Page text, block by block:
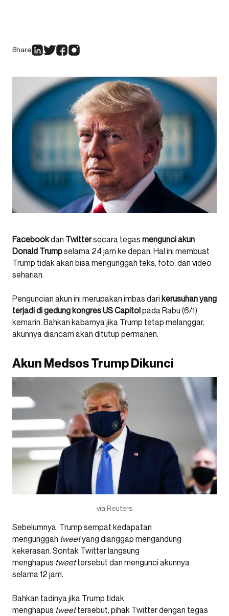
Share
Facebookdan Twittersecara tegas mengunci akun
Donald Trumpselama 24 jam ke depan. Hal ini membuat
Trump tidak akan bisa mengunggah teks, foto, dan video
seharian.
Penguncian akun ini merupakan imbas dari kerusuhan yang
terjadi di gedung kongres US Capitolpada Rabu (6/1)
kemarin. Bahkan kabarnya jika Trump tetap melanggar,
akunnya diancam akan ditutup permanen.
Akun Medsos Trump Dikunci
via Reuters
Sebelumnya, Trump sempat kedapatan
mengunggah tweetyang dianggap mengandung
kekerasan. Sontak Twitter langsung
menghapus tweettersebut dan mengunci akunnya
selama 12 jam.
Bahkan tadinya jika Trump tidak
menghapus tweettersebut, pihak Twitter dengan tegas